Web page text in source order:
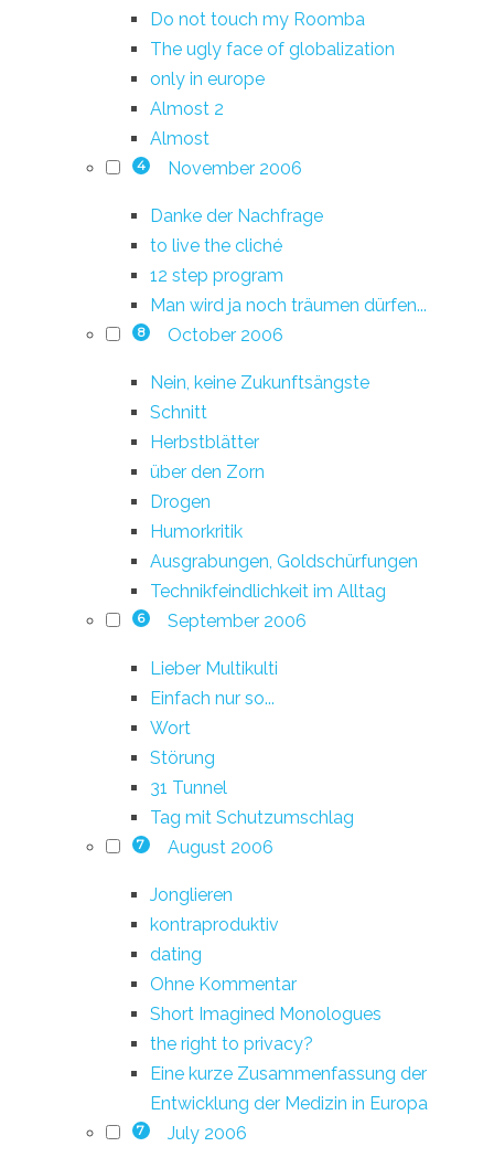
Do not touch my Roomba
The ugly face of globalization
only in europe
Almost 2
Almost
4 November 2006
Danke der Nachfrage
to live the cliché
12 step program
Man wird ja noch träumen dürfen...
8 October 2006
Nein, keine Zukunftsängste
Schnitt
Herbstblätter
über den Zorn
Drogen
Humorkritik
Ausgrabungen, Goldschürfungen
Technikfeindlichkeit im Alltag
6 September 2006
Lieber Multikulti
Einfach nur so...
Wort
Störung
31 Tunnel
Tag mit Schutzumschlag
7 August 2006
Jonglieren
kontraproduktiv
dating
Ohne Kommentar
Short Imagined Monologues
the right to privacy?
Eine kurze Zusammenfassung der
Entwicklung der Medizin in Europa
7 July 2006